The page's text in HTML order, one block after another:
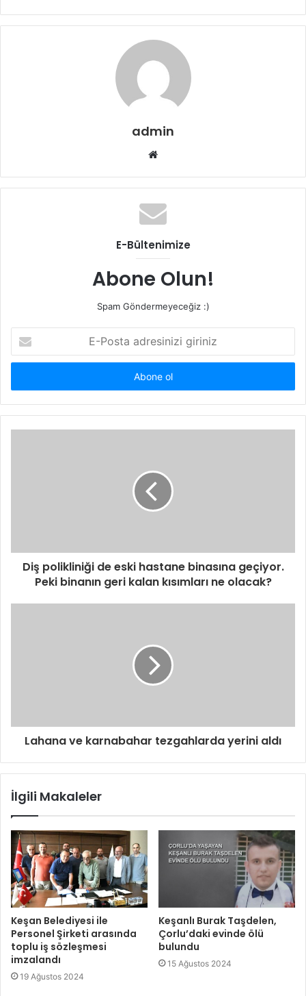
admin
Web
E-Bültenimize
Abone Olun!
Spam Göndermeyeceğiz :)
Posta
adresinizi
Diş polikliniği de eski hastane binasına geçiyor.
Peki binanın geri kalan kısımları ne olacak?
Lahana ve karnabahar tezgahlarda yerini aldı
İlgili Makaleler
Keşan Belediyesi ile
Personel Şirketi arasında
toplu iş sözleşmesi
imzalandı
19 Ağustos 2024
Keşanlı Burak Taşdelen,
Çorlu’daki evinde ölü
bulundu
15 Ağustos 2024